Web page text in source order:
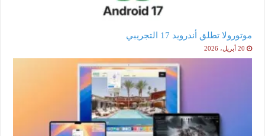
موتورولا تطلق أندرويد 17 التجريبي
20 أبريل، 2026